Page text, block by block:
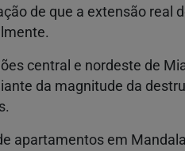
de que a extensão real
central e nordeste de
da magnitude da
apartamentos em